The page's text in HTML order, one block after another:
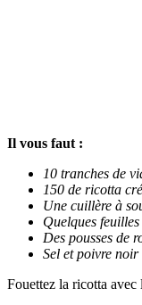
Il vous faut :
10 tranches de
150 de ricotta
Une cuillère à
Quelques
Des pousses de
Sel et poivre
Fouettez la ricotta